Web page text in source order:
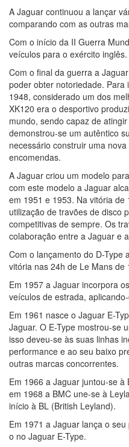
A Jaguar continuou a lançar
comparando com as outras
Com o início da II Guerra
veículos para o exército inglês.
Com o final da guerra a
poder obter notoriedade. Para
1948, considerado um dos
XK120 era o desportivo
mundo, sendo capaz de
demonstrou-se um autêntico
necessário construir uma
encomendas.
A Jaguar criou um modelo
com este modelo a Jaguar
em 1951 e 1953. Na vitória
utilização de travões de disco
competitivas de sempre. Os
colaboração entre a Jaguar e
Com o lançamento do D-Type
vitória nas 24h de Le Mans de
Em 1957 a Jaguar incorpora
veículos de estrada,
Em 1961 nasce o Jaguar E-
Jaguar. O E-Type mostrou-se
isso deveu-se às suas linhas
performance e ao seu baixo
outras marcas concorrentes.
Em 1966 a Jaguar juntou-se
em 1968 a BMC une-se à
início à BL (British Leyland).
Em 1971 a Jaguar lança o
o no Jaguar E-Type.